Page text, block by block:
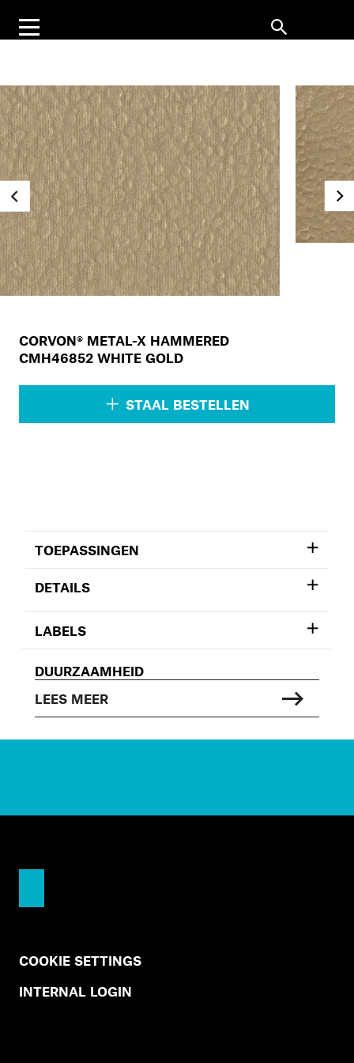
CORVON® METAL-X HAMMERED
CMH46852 WHITE GOLD
STAAL BESTELLEN
TOEPASSINGEN
DETAILS
LABELS
DUURZAAMHEID
LEES MEER
COOKIE SETTINGS
INTERNAL LOGIN